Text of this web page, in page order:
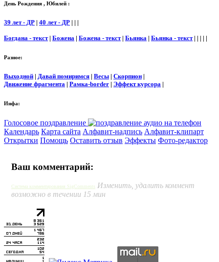
День Рождения , Юбилей :
39 лет - ДР | 40 лет - ДР | | |
Богдана - текст| Божена | Божена - текст| Бьянка | Бьянка - текст| | | | |
Разное:
Выходной | Давай помиримся | Весы | Скорпион |
Движение фрагмента | Рамка-border | Эффект курсора |
Инфа:
Голосовое поздравление
Календарь Карта сайта Алфавит-надпись Алфавит-клипарт
Открытки Помощь Оставить отзыв Эффекты Фото-редактор
Ваш комментарий:
Система комментирования SigComments Изменить, удалить коммент
возможно в течении 15 мин